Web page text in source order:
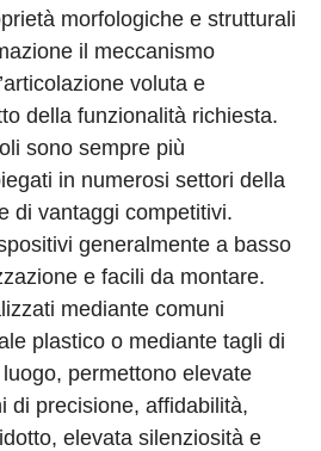
morfologiche e strutturali
il meccanismo
voluta e
della funzionalità richiesta.
sono sempre più
in numerosi settori della
di vantaggi competitivi.
generalmente a basso
e facili da montare.
mediante comuni
plastico o mediante tagli di
permettono elevate
di precisione, affidabilità,
elevata silenziosità e